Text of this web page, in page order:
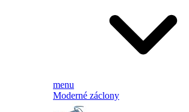
menu
Moderné záclony